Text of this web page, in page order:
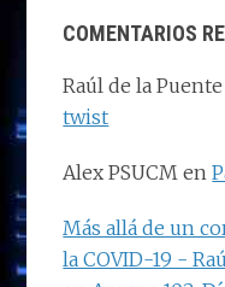
COMENTARIOS
Raúl de la Puente
twist
Alex PSUCM en
Más allá de un
la COVID-19 -